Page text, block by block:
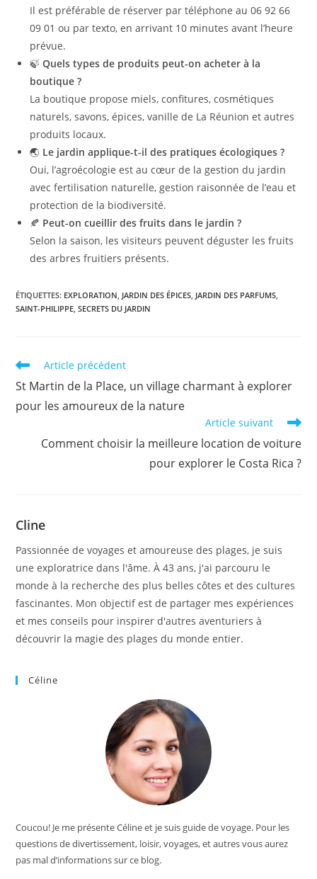
Il est préférable de réserver par téléphone au 06 92 66
09 01 ou par texto, en arrivant 10 minutes avant l’heure
prévue.
🍃Quels types de produits peut-on acheter à la
boutique ?
La boutique propose miels, confitures, cosmétiques
naturels, savons, épices, vanille de La Réunion et autres
produits locaux.
🌏 Le jardin applique-t-il des pratiques écologiques ?
Oui, l’agroécologie est au cœur de la gestion du jardin
avec fertilisation naturelle, gestion raisonnée de l’eau et
protection de la biodiversité.
🍂 Peut-on cueillir des fruits dans le jardin ?
Selon la saison, les visiteurs peuvent déguster les fruits
des arbres fruitiers présents.
ÉTIQUETTES: EXPLORATION, JARDIN DES ÉPICES, JARDIN DES PARFUMS,
SAINT-PHILIPPE, SECRETS DU JARDIN
Read
articles
Article précédent
St Martin de la Place, un village charmant à explorer
pour les amoureux de la nature
Article suivant
Comment choisir la meilleure location de voiture
pour explorer le Costa Rica ?
Cline
Passionnée de voyages et amoureuse des plages, je suis
une exploratrice dans l'âme. À 43 ans, j'ai parcouru le
monde à la recherche des plus belles côtes et des cultures
fascinantes. Mon objectif est de partager mes expériences
et mes conseils pour inspirer d'autres aventuriers à
découvrir la magie des plages du monde entier.
Céline
Coucou! Je me présente Céline et je suis guide de voyage. Pour les
questions de divertissement, loisir, voyages, et autres vous aurez
pas mal d’informations sur ce blog.